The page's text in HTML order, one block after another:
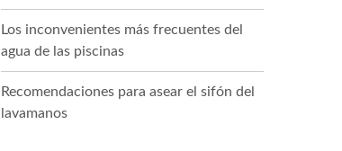
Los inconvenientes más frecuentes del
agua de las piscinas
Recomendaciones para asear el sifón del
lavamanos